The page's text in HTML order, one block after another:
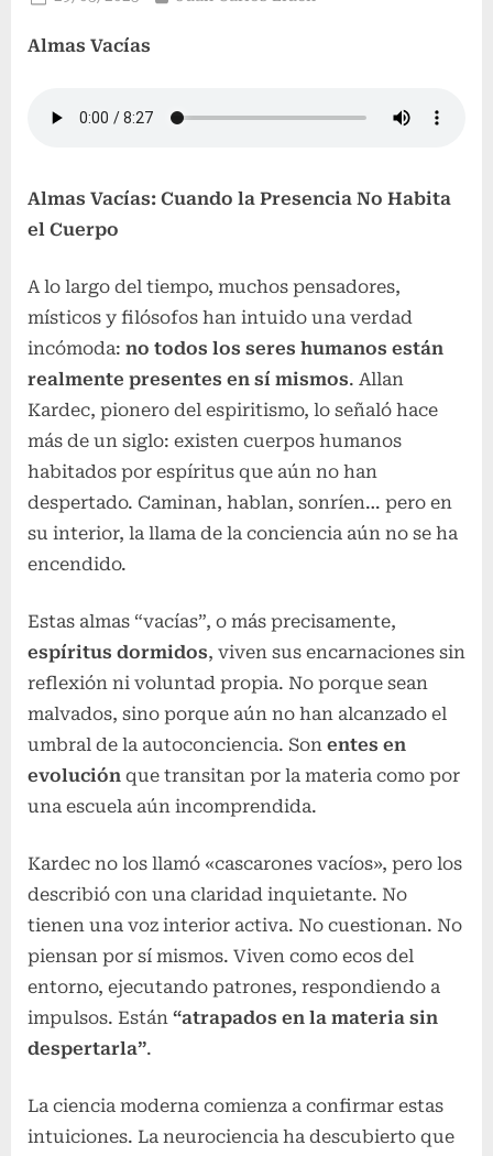
Almas Vacías
Almas Vacías: Cuando la Presencia No Habita
el Cuerpo
A lo largo del tiempo, muchos pensadores,
místicos y filósofos han intuido una verdad
incómoda: no todos los seres humanos están
realmente presentes en sí mismos. Allan
Kardec, pionero del espiritismo, lo señaló hace
más de un siglo: existen cuerpos humanos
habitados por espíritus que aún no han
despertado. Caminan, hablan, sonríen… pero en
su interior, la llama de la conciencia aún no se ha
encendido.
Estas almas “vacías”, o más precisamente,
espíritus dormidos, viven sus encarnaciones sin
reflexión ni voluntad propia. No porque sean
malvados, sino porque aún no han alcanzado el
umbral de la autoconciencia. Son entes en
evolución que transitan por la materia como por
una escuela aún incomprendida.
Kardec no los llamó «cascarones vacíos», pero los
describió con una claridad inquietante. No
tienen una voz interior activa. No cuestionan. No
piensan por sí mismos. Viven como ecos del
entorno, ejecutando patrones, respondiendo a
impulsos. Están “atrapados en la materia sin
despertarla”.
La ciencia moderna comienza a confirmar estas
intuiciones. La neurociencia ha descubierto que